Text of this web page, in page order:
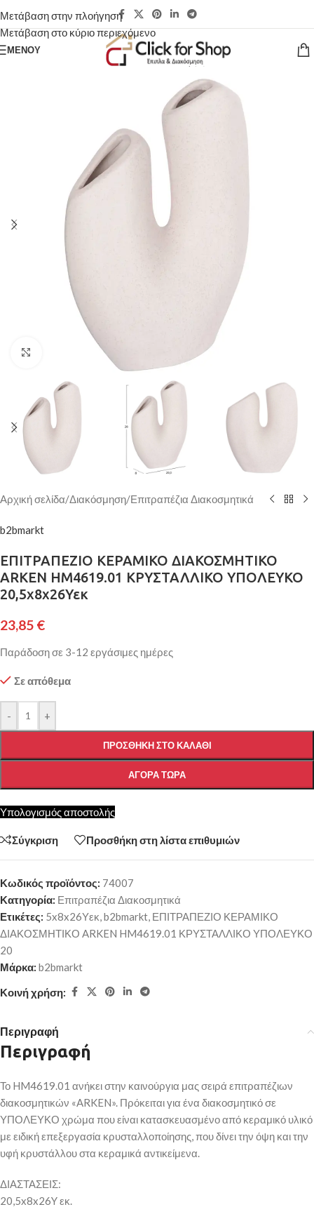
Μετάβαση στην πλοήγηση
Μετάβαση στο κύριο περιεχόμενο
ΜΕΝΟΎ
Κάντε κλικ για μεγέθυνση
Αρχική σελίδα/Διακόσμηση/Επιτραπέζια Διακοσμητικά
b2bmarkt
ΕΠΙΤΡΑΠΕΖΙΟ ΚΕΡΑΜΙΚΟ ΔΙΑΚΟΣΜΗΤΙΚΟ
ARKEN HM4619.01 ΚΡΥΣΤΑΛΛΙΚΟ ΥΠΟΛΕΥΚΟ
20,5x8x26Υεκ
23,85 €
Παράδοση σε 3-12 εργάσιμες ημέρες
Σε απόθεμα
- +
ΠΡΟΣΘΉΚΗ ΣΤΟ ΚΑΛΆΘΙ
ΑΓΟΡΆ ΤΏΡΑ
Υπολογισμός αποστολής
Σύγκριση Προσθήκη στη λίστα επιθυμιών
Κωδικός προϊόντος: 74007
Κατηγορία: Επιτραπέζια Διακοσμητικά
Ετικέτες: 5x8x26Υεκ,b2bmarkt, ΕΠΙΤΡΑΠΕΖΙΟ ΚΕΡΑΜΙΚΟ
ΔΙΑΚΟΣΜΗΤΙΚΟ ARKEN HM4619.01 ΚΡΥΣΤΑΛΛΙΚΟ ΥΠΟΛΕΥΚΟ
20
Μάρκα: b2bmarkt
Κοινή χρήση:
Περιγραφή
Περιγραφή
Το HM4619.01 ανήκει στην καινούργια μας σειρά επιτραπέζιων
διακοσμητικών «ARKEN». Πρόκειται για ένα διακοσμητικό σε
ΥΠΟΛΕΥΚΟ χρώμα που είναι κατασκευασμένο από κεραμικό υλικό
με ειδική επεξεργασία κρυσταλλοποίησης, που δίνει την όψη και την
υφή κρυστάλλου στα κεραμικά αντικείμενα.
ΔΙΑΣΤΑΣΕΙΣ:
20,5x8x26Y εκ.